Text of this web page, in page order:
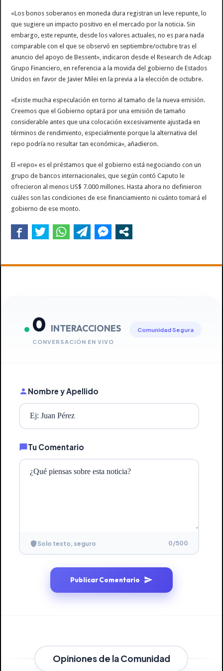
«Los bonos soberanos en moneda dura registran un leve repunte, lo
que sugiere un impacto positivo en el mercado por la noticia. Sin
embargo, este repunte, desde los valores actuales, no es para nada
comparable con el que se observó en septiembre/octubre tras el
anuncio del apoyo de Bessent», indicaron desde el Research de Adcap
Grupo Financiero, en referencia a la movida del gobierno de Estados
Unidos en favor de Javier Milei en la previa a la elección de octubre.
«Existe mucha especulación en torno al tamaño de la nueva emisión.
Creemos que el Gobierno optará por una emisión de tamaño
considerable antes que una colocación excesivamente ajustada en
términos de rendimiento, especialmente porque la alternativa del
repo podría no resultar tan económica», añadieron.
El «repo» es el préstamos que el gobierno está negociando con un
grupo de bancos internacionales, que según contó Caputo le
ofrecieron al menos US$ 7.000 millones. Hasta ahora no definieron
cuáles son las condiciones de ese financiamiento ni cuánto tomará el
gobierno de ese monto.
0 INTERACCIONES
CONVERSACIÓN EN VIVO
Comunidad Segura
Nombre y Apellido
Tu Comentario
Solo texto, seguro 0/500
Publicar Comentario
Opiniones de la Comunidad